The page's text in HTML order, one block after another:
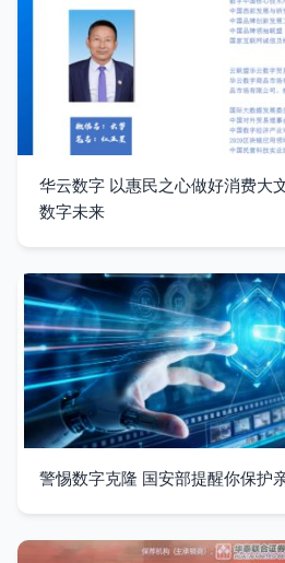
华云数字 以惠民之心做好消费大
数字未来
警惕数字克隆 国安部提醒你保护